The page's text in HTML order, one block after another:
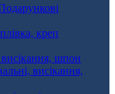
креп
шпон